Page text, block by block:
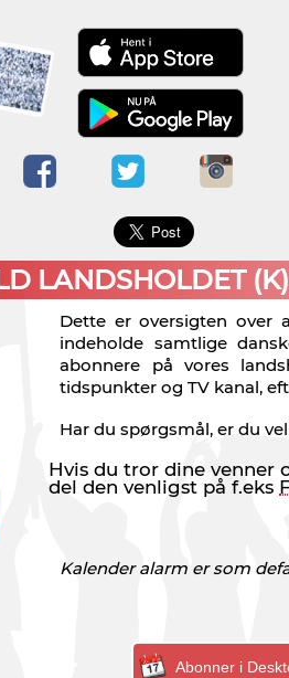
Menu
Kalendere
Blogs
Om
Sofabold
bruger
×
LANDSHOLDET
Dette er oversigten over
indeholde samtlige
abonnere på vores
tidspunkter og TV kanal,
Har du spørgsmål, er du
Hvis du tror dine venner
del den venligst på f.eks
Kalender alarm er som
Abonner i